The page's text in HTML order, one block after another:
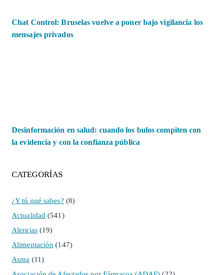
Chat Control: Bruselas vuelve a poner bajo vigilancia los
mensajes privados
Desinformación en salud: cuando los bulos compiten con
la evidencia y con la confianza pública
CATEGORÍAS
¿Y tú qué sabes? (8)
Actualidad (541)
Alergias(19)
Alimentación (147)
Asma (11)